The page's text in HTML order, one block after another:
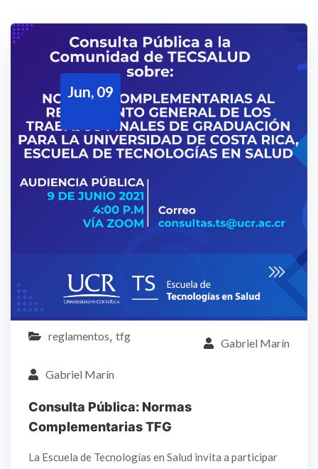
Jun, 09
reglamentos, tfg
Gabriel Marín
Gabriel Marín
Consulta Pública: Normas
Complementarias TFG
La Escuela de Tecnologías en Salud invita a participar